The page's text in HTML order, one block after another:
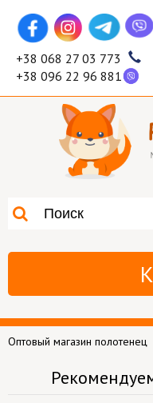
+38 068 27 03 773
+38 096 22 96 881
Оптовый магазин полотенец